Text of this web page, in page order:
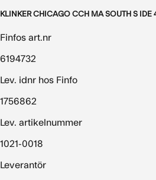
KLINKER CHICAGO CCH MA SOUTH S IDE
Finfos art.nr
6194732
Lev. idnr hos Finfo
1756862
Lev. artikelnummer
1021-0018
Leverantör